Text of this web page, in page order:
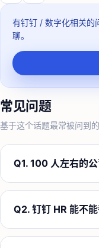
有钉钉 / 数字化相关的
聊。
常见问题
基于这个话题最常被问到的
Q1. 100 人左右的公
Q2. 钉钉 HR 能不